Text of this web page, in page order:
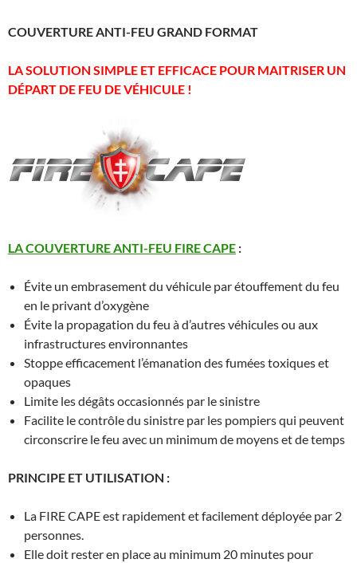
COUVERTURE ANTI-FEU GRAND FORMAT
LA SOLUTION SIMPLE ET EFFICACE POUR MAITRISER UN
DÉPART DE FEU DE VÉHICULE !
LA COUVERTURE ANTI-FEU FIRE CAPE :
Évite un embrasement du véhicule par étouffement du feu
en le privant d’oxygène
Évite la propagation du feu à d’autres véhicules ou aux
infrastructures environnantes
Stoppe efficacement l’émanation des fumées toxiques et
opaques
Limite les dégâts occasionnés par le sinistre
Facilite le contrôle du sinistre par les pompiers qui peuvent
circonscrire le feu avec un minimum de moyens et de temps
PRINCIPE ET UTILISATION :
La FIRE CAPE est rapidement et facilement déployée par 2
personnes.
Elle doit rester en place au minimum 20 minutes pour